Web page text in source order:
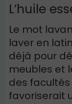
L’huile
Le mot
laver en
déjà pour
meubles et
des
favoriserait